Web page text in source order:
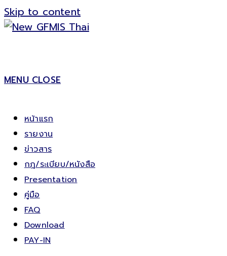
Skip to content
MENU CLOSE
หน้าแรก
รายงาน
ข่าวสาร
กฎ/ระเบียบ/หนังสือ
Presentation
คู่มือ
FAQ
Download
PAY-IN